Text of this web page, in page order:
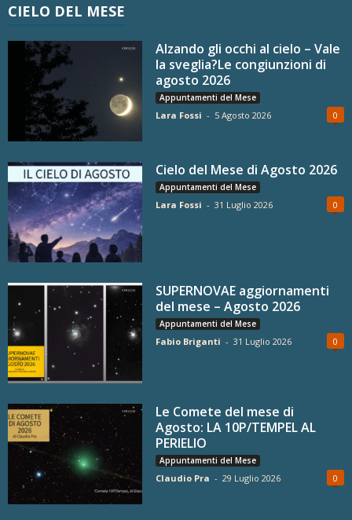
CIELO DEL MESE
Alzando gli occhi al cielo – Vale
la sveglia?Le congiunzioni di
agosto 2026
Appuntamenti del Mese
Lara Fossi - 5 Agosto 2026 0
Cielo del Mese di Agosto 2026
Appuntamenti del Mese
Lara Fossi - 31 Luglio 2026 0
SUPERNOVAE aggiornamenti
del mese – Agosto 2026
Appuntamenti del Mese
Fabio Briganti - 31 Luglio 2026 0
Le Comete del mese di
Agosto: LA 10P/TEMPEL AL
PERIELIO
Appuntamenti del Mese
Claudio Pra - 29 Luglio 2026 0